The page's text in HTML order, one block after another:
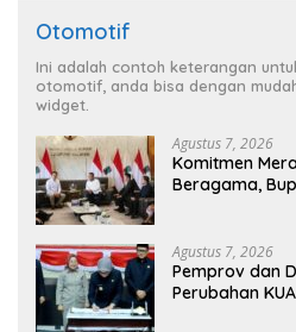
Otomotif
Ini adalah contoh keterangan
otomotif, anda bisa dengan
widget.
Agustus 7, 2026
Komitmen
Beragama,
Agustus 7, 2026
Pemprov dan
Perubahan